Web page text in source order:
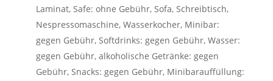
Laminat, Safe: ohne Gebühr, Sofa, Schreibtisch,
Nespressomaschine, Wasserkocher, Minibar:
gegen Gebühr, Softdrinks: gegen Gebühr, Wasser:
gegen Gebühr, alkoholische Getränke: gegen
Gebühr, Snacks: gegen Gebühr, Minibarauffüllung: